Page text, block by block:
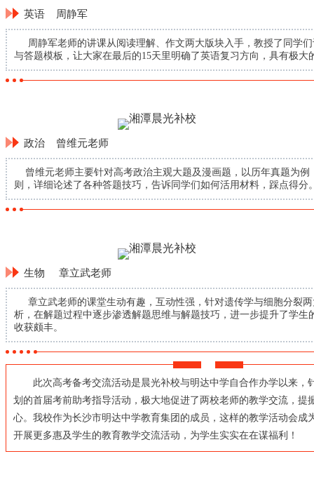
英语 周静军
周静军老师的讲课从阅读理解、作文两大版块入手，教授了同学
与答题模板，让大家在最后的15天里明确了英语复习方向，具有极大
政治 曾维元老师
曾维元老师主要针对高考政治主观大题及漫画题，以历年真题为例
则，详细论述了各种答题技巧，告诉同学们如何活用材料，踩点得分
生物 章立武老师
章立武老师的课堂生动有趣，互动性强，针对遗传学与细胞分裂
析，在解题过程中逐步渗透解题思维与解题技巧，进一步提升了学生
收获颇丰。
此次高考备考交流活动是晨光补校与明达中学自合作办学以来，
划的首届考前助考指导活动，极大地促进了两校老师的教学交流，提
心。我校作为长沙市明达中学教育集团的成员，这样的教学活动会成
开展更多惠及学生的教育教学交流活动，为学生实实在在谋福利！